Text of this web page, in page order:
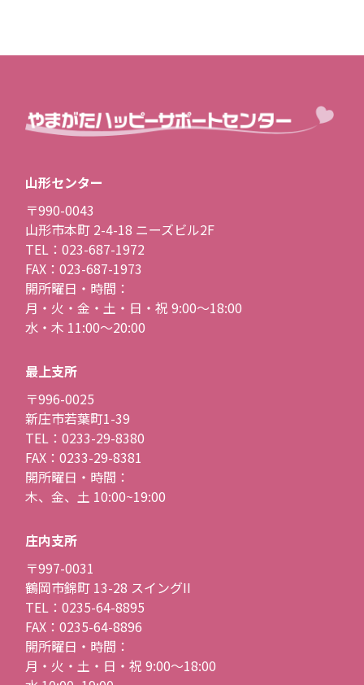
山形センター
〒990-0043
山形市本町 2-4-18 ニーズビル2F
TEL：023-687-1972
FAX：023-687-1973
開所曜日・時間：
月・火・金・土・日・祝 9:00〜18:00
水・木 11:00〜20:00
最上支所
〒996-0025
新庄市若葉町1-39
TEL：0233-29-8380
FAX：0233-29-8381
開所曜日・時間：
木、金、土 10:00~19:00
庄内支所
〒997-0031
鶴岡市錦町 13-28 スイングII
TEL：0235-64-8895
FAX：0235-64-8896
開所曜日・時間：
月・火・土・日・祝 9:00〜18:00